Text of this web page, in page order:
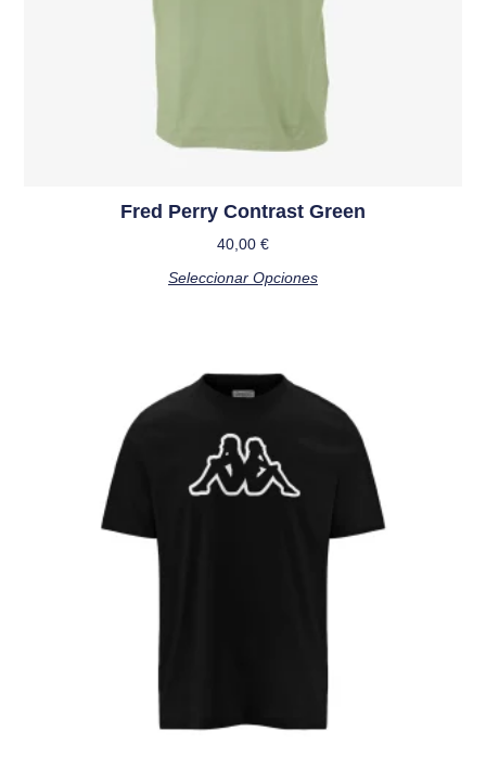
Fred Perry Contrast Green
40,00 €
Seleccionar Opciones